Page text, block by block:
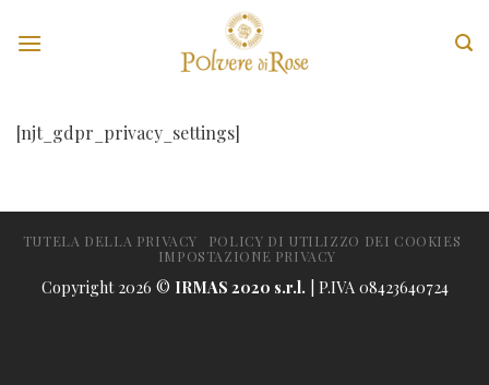
[njt_gdpr_privacy_settings]
TUTELA DELLA PRIVACY
POLICY DI UTILIZZO DEI COOKIES
IMPOSTAZIONE PRIVACY
Copyright 2026 © IRMAS 2020 s.r.l. | P.IVA 08423640724